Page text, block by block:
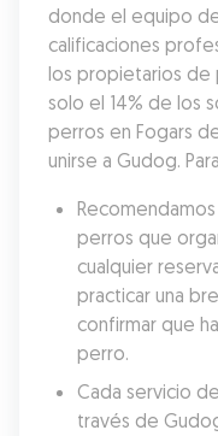
donde el equipo
calificaciones
los propietarios de
solo el 14% de los
perros en Fogars
unirse a Gudog.
perros que
cualquier
practicar una
confirmar que
perro.
Cada servicio
través de